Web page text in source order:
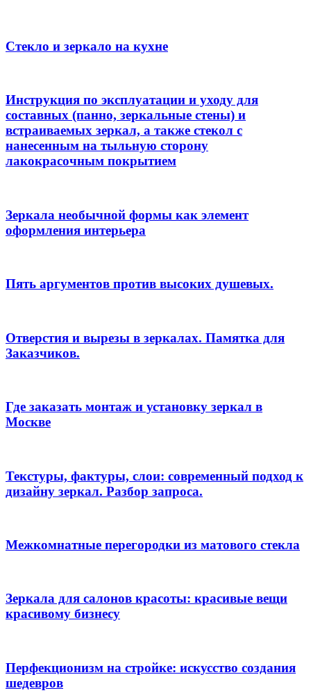
Стекло и зеркало на кухне
Инструкция по эксплуатации и уходу для
составных (панно, зеркальные стены) и
встраиваемых зеркал, а также стекол с
нанесенным на тыльную сторону
лакокрасочным покрытием
Зеркала необычной формы как элемент
оформления интерьера
Пять аргументов против высоких душевых.
Отверстия и вырезы в зеркалах. Памятка для
Заказчиков.
Где заказать монтаж и установку зеркал в
Москве
Текстуры, фактуры, слои: современный подход к
дизайну зеркал. Разбор запроса.
Межкомнатные перегородки из матового стекла
Зеркала для салонов красоты: красивые вещи
красивому бизнесу
Перфекционизм на стройке: искусство создания
шедевров